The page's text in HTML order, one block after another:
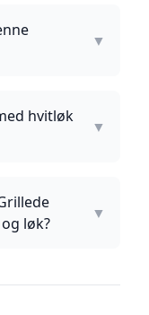
▼
hvitløk
▼
løk?
▼